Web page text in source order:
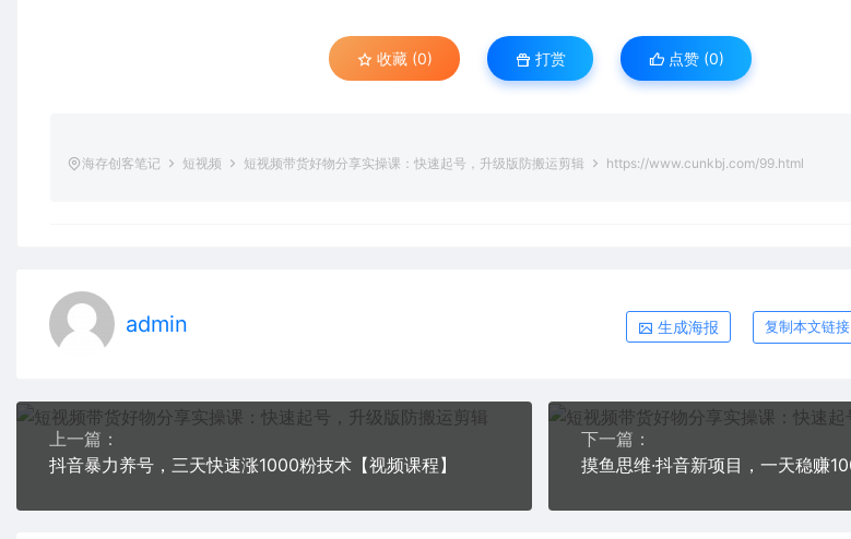
收藏 (0) 打赏 点赞 (0)
海存创客笔记 短视频 短视频带货好物分享实操课：快速起号，升级版防搬运剪辑 https://www.cunkbj.com/99.html
admin 生成海报 复制本文链接
上一篇：
抖音暴力养号，三天快速涨1000粉技术【视频课程】
下一篇：